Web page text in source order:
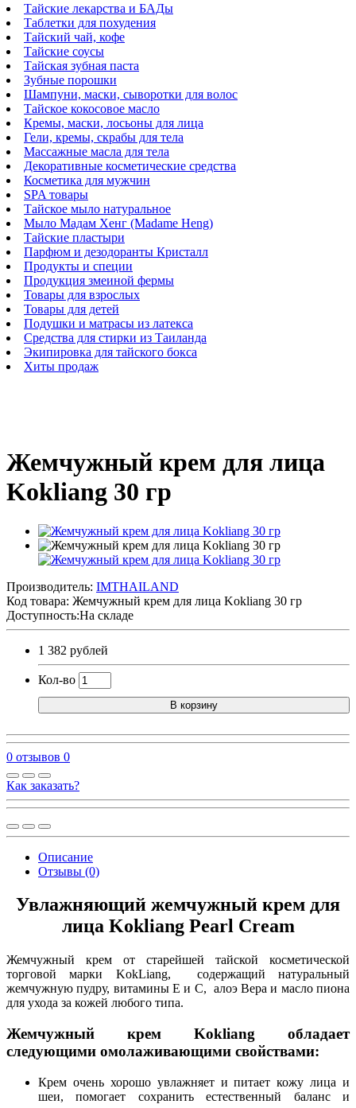
Тайские лекарства и БАДы
Таблетки для похудения
Тайский чай, кофе
Тайские соусы
Тайская зубная паста
Зубные порошки
Шампуни, маски, сыворотки для волос
Тайское кокосовое масло
Кремы, маски, лосьоны для лица
Гели, кремы, скрабы для тела
Массажные масла для тела
Декоративные косметические средства
Косметика для мужчин
SPA товары
Тайское мыло натуральное
Мыло Мадам Хенг (Madame Heng)
Тайские пластыри
Парфюм и дезодоранты Кристалл
Продукты и специи
Продукция змеиной фермы
Товары для взрослых
Товары для детей
Подушки и матрасы из латекса
Средства для стирки из Таиланда
Экипировка для тайского бокса
Хиты продаж
Жемчужный крем для лица
Kokliang 30 гр
Производитель: IMTHAILAND
Код товара: Жемчужный крем для лица Kokliang 30 гр
Доступность:На складе
1 382 рублей
Кол-во
В корзину
0 отзывов 0
Как заказать?
Описание
Отзывы (0)
Увлажняющий жемчужный крем для
лица Kokliang Pearl Сream
Жемчужный крем от старейшей тайской косметической
торговой марки KokLiang, содержащий натуральный
жемчужную пудру, витамины Е и С, алоэ Вера и масло пиона
для ухода за кожей любого типа.
Жемчужный крем Kokliang обладает
следующими омолаживающими свойствами:
Крем очень хорошо увлажняет и питает кожу лица и
шеи, помогает сохранить естественный баланс и